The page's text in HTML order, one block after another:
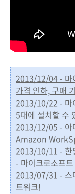
2013/12/04 - 마
가격 인하, 구매
2013/10/22 - 마
5대에 설치할 수
2013/12/05 - 아
Amazon
2013/10/11 - 한
- 마이크로소프
2013/07/31 - 스
트워크!